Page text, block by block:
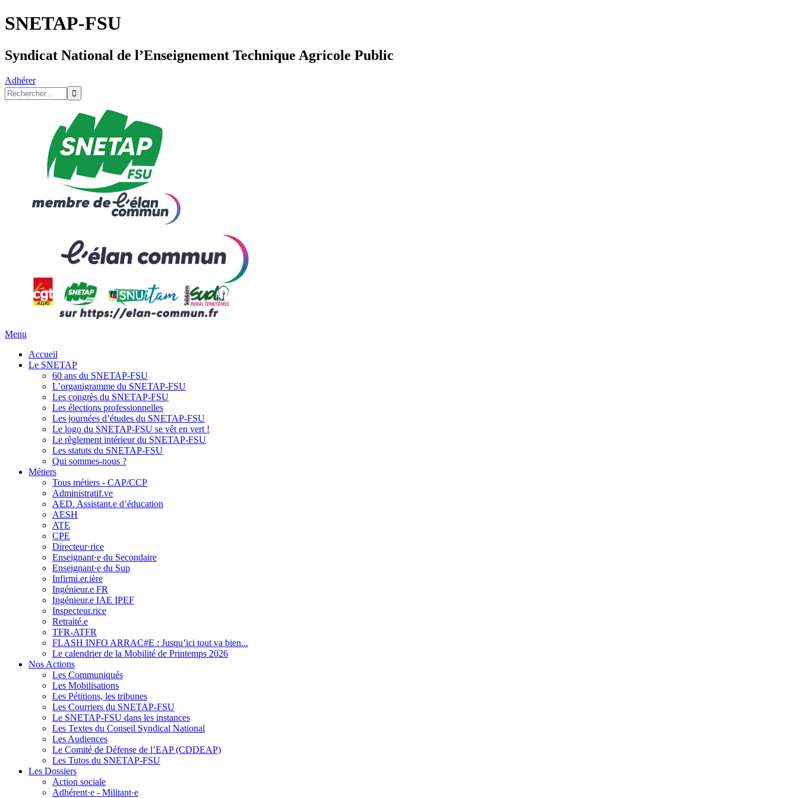
SNETAP-FSU
Syndicat National de l’Enseignement Technique Agricole Public
Adhérer
Menu
Accueil
Le SNETAP
60 ans du SNETAP-FSU
L’organigramme du SNETAP-FSU
Les congrès du SNETAP-FSU
Les élections professionnelles
Les journées d’études du SNETAP-FSU
Le logo du SNETAP-FSU se vêt en vert !
Le règlement intérieur du SNETAP-FSU
Les statuts du SNETAP-FSU
Qui sommes-nous ?
Métiers
Tous métiers - CAP/CCP
Administratif.ve
AED. Assistant.e d’éducation
AESH
ATE
CPE
Directeur·rice
Enseignant·e du Secondaire
Enseignant·e du Sup
Infirmi.er.ière
Ingénieur.e FR
Ingénieur.e IAE IPEF
Inspecteur.rice
Retraité.e
TFR-ATFR
FLASH INFO ARRAC#E : Jusqu’ici tout va bien...
Le calendrier de la Mobilité de Printemps 2026
Nos Actions
Les Communiqués
Les Mobilisations
Les Pétitions, les tribunes
Les Courriers du SNETAP-FSU
Le SNETAP-FSU dans les instances
Les Textes du Conseil Syndical National
Les Audiences
Le Comité de Défense de l’EAP (CDDEAP)
Les Tutos du SNETAP-FSU
Les Dossiers
Action sociale
Adhérent·e - Militant·e